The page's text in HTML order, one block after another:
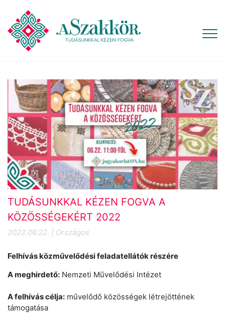
TUDÁSUNKKAL KÉZEN FOGVA A
KÖZÖSSÉGEKÉRT 2022
2022.06.22. | Országos
Felhívás közművelődési feladatellátók részére
A meghirdető: Nemzeti Művelődési Intézet
A felhívás célja: művelődő közösségek létrejöttének
támogatása